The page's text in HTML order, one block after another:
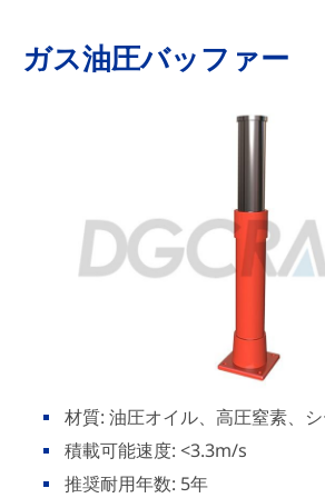
ガス油圧バッファー
材質: 油圧オイル、高圧窒素、
積載可能速度: <3.3m/s
推奨耐用年数: 5年